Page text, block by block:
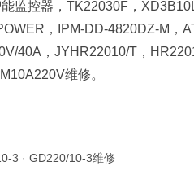
监控器，TK22030F，
，IPM-DD-4820DZ-M，
40A，JYHR22010/T，
维修。
3 · GD220/10-3维修